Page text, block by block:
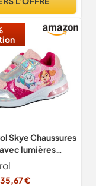
Skye Chaussures
lumières
pour filles,
rose, 24 EU
35,67 €